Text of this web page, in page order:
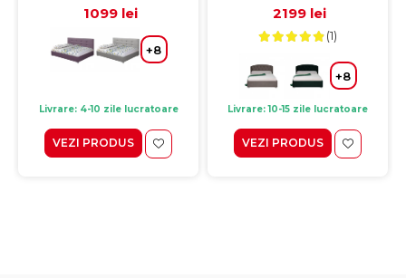
1099 lei
+8
Livrare: 4-10 zile lucratoare
VEZI PRODUS
inchis
2199 lei
(1)
+8
Livrare: 10-15 zile lucratoare
VEZI PRODUS